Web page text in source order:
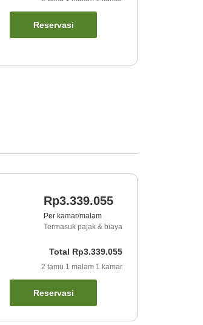
Reservasi
Rp3.339.055
Per kamar/malam
Termasuk pajak & biaya
Total Rp3.339.055
2 tamu 1 malam 1 kamar
Reservasi